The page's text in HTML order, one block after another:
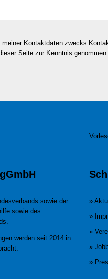
meiner Kontaktdaten zwecks
Seite zur Kenntnis
sowie der
sowie des
werden seit 2014 in
»
»
»
»
»